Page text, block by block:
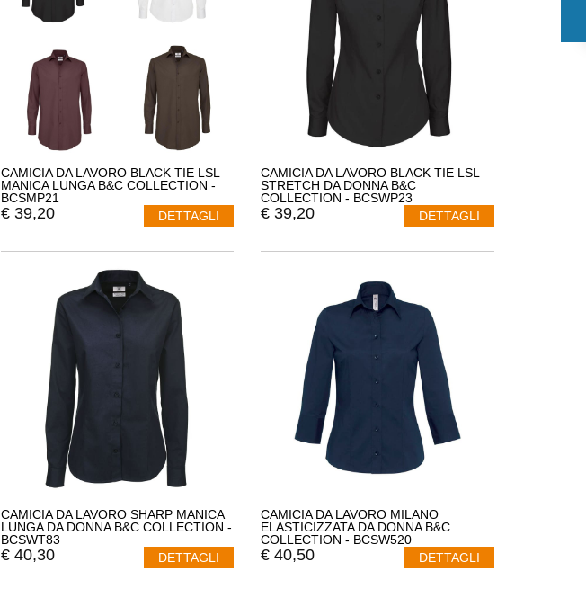
CAMICIA DA LAVORO BLACK TIE LSL
MANICA LUNGA B&C COLLECTION -
BCSMP21
€ 39,20 DETTAGLI
CAMICIA DA LAVORO BLACK TIE LSL
STRETCH DA DONNA B&C
COLLECTION - BCSWP23
€ 39,20 DETTAGLI
CAMICIA DA LAVORO SHARP MANICA
LUNGA DA DONNA B&C COLLECTION -
BCSWT83
€ 40,30 DETTAGLI
CAMICIA DA LAVORO MILANO
ELASTICIZZATA DA DONNA B&C
COLLECTION - BCSW520
€ 40,50 DETTAGLI